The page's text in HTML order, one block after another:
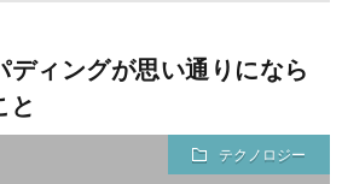
ィングが思い通りになら
と
テクノロジー